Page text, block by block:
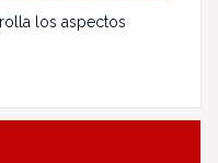
los aspectos